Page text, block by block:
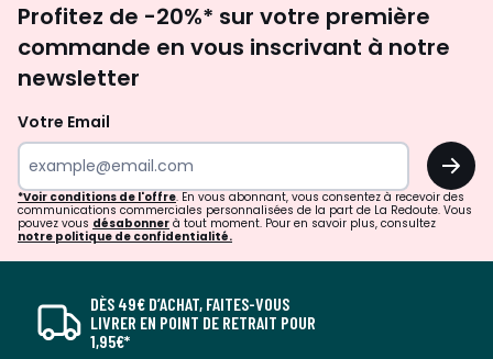
newsletter
Profitez de -20%* sur votre première
commande en vous inscrivant à notre
newsletter
Votre Email
OK
*Voir conditions de l'offre. En vous abonnant, vous consentez à recevoir des
communications commerciales personnalisées de la part de La Redoute. Vous
pouvez vous désabonner à tout moment. Pour en savoir plus, consultez
notre politique de confidentialité.
DÈS 49€ D’ACHAT, FAITES-VOUS
LIVRER EN POINT DE RETRAIT POUR
1,95€*